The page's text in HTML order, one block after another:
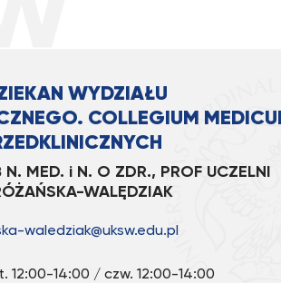
WYDZIAŁU
COLLEGIUM
N. MED. i N. O ZDR., PROF UCZELNI
WALĘDZIAK
waledziak@uksw.edu.pl
12:00-14:00 / czw. 12:00-14:00